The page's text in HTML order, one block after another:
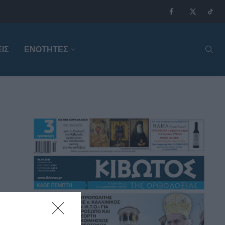
ΕΝΟΤΗΤΕΣ